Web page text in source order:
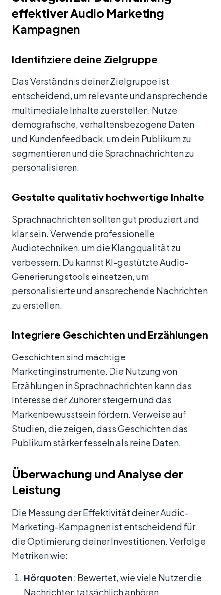
effektiver Audio Marketing
Kampagnen
Identifiziere deine Zielgruppe
Das Verständnis deiner Zielgruppe ist
entscheidend, um relevante und ansprechende
multimediale Inhalte zu erstellen. Nutze
demografische, verhaltensbezogene Daten
und Kundenfeedback, um dein Publikum zu
segmentieren und die Sprachnachrichten zu
personalisieren.
Gestalte qualitativ hochwertige Inhalte
Sprachnachrichten sollten gut produziert und
klar sein. Verwende professionelle
Audiotechniken, um die Klangqualität zu
verbessern. Du kannst KI-gestützte Audio-
Generierungstools einsetzen, um
personalisierte und ansprechende Nachrichten
zu erstellen.
Integriere Geschichten und Erzählungen
Geschichten sind mächtige
Marketinginstrumente. Die Nutzung von
Erzählungen in Sprachnachrichten kann das
Interesse der Zuhörer steigern und das
Markenbewusstsein fördern. Verweise auf
Studien, die zeigen, dass Geschichten das
Publikum stärker fesseln als reine Daten.
Überwachung und Analyse der
Leistung
Die Messung der Effektivität deiner Audio-
Marketing-Kampagnen ist entscheidend für
die Optimierung deiner Investitionen. Verfolge
Metriken wie:
Hörquoten: Bewertet, wie viele Nutzer die
Nachrichten tatsächlich anhören.